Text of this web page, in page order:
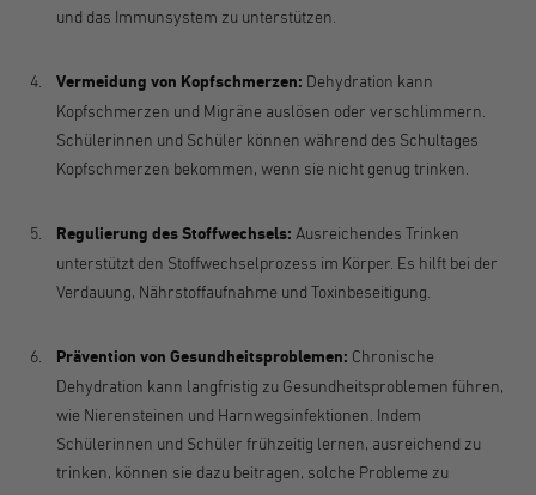
und das Immunsystem zu unterstützen.
Vermeidung von Kopfschmerzen: Dehydration kann
Kopfschmerzen und Migräne auslösen oder verschlimmern.
Schülerinnen und Schüler können während des Schultages
Kopfschmerzen bekommen, wenn sie nicht genug trinken.
Regulierung des Stoffwechsels: Ausreichendes Trinken
unterstützt den Stoffwechselprozess im Körper. Es hilft bei der
Verdauung, Nährstoffaufnahme und Toxinbeseitigung.
Prävention von Gesundheitsproblemen: Chronische
Dehydration kann langfristig zu Gesundheitsproblemen führen,
wie Nierensteinen und Harnwegsinfektionen. Indem
Schülerinnen und Schüler frühzeitig lernen, ausreichend zu
trinken, können sie dazu beitragen, solche Probleme zu